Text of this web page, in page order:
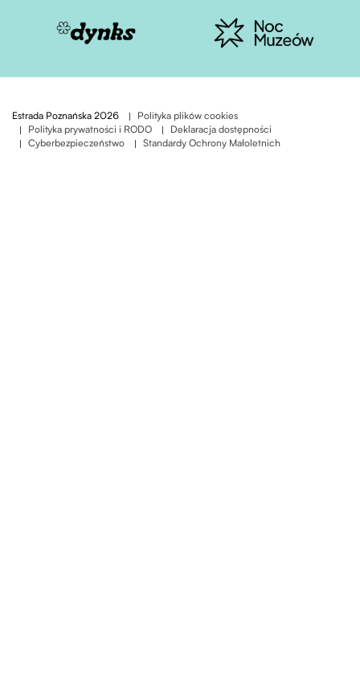
Otwiera stronę w nowej karcie Otwiera stronę w
Estrada Poznańska 2026
Polityka plików cookies
Polityka prywatności i RODO
Deklaracja dostępności
Cyberbezpieczeństwo
Standardy Ochrony Małoletnich